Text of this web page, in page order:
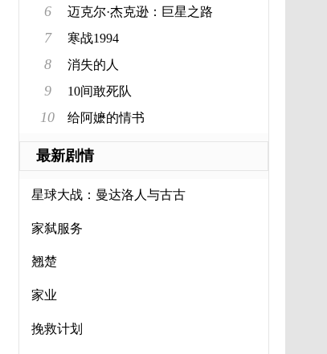
6 迈克尔·杰克逊：巨星之路
7 寒战1994
8 消失的人
9 10间敢死队
10 给阿嬷的情书
最新剧情
星球大战：曼达洛人与古古
家弑服务
翘楚
家业
挽救计划